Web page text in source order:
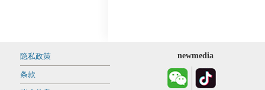
隐私政策
条款
newmedia